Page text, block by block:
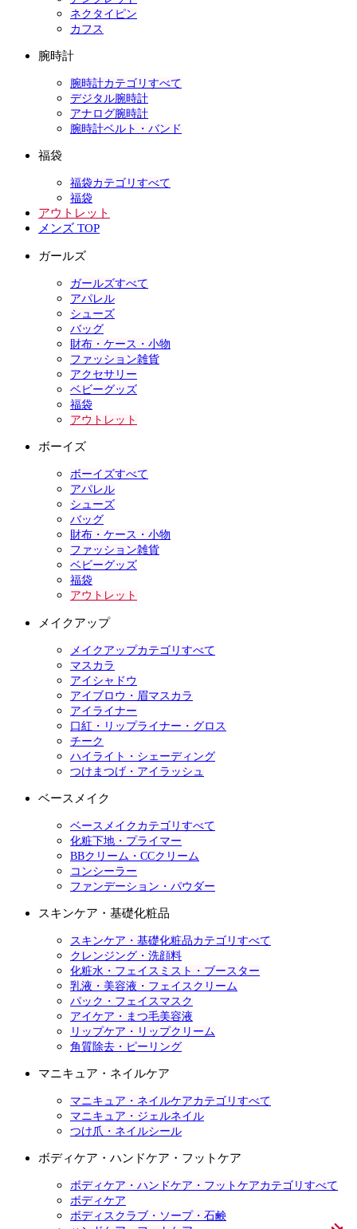
ネクタイピン
カフス
腕時計
腕時計カテゴリすべて
デジタル腕時計
アナログ腕時計
腕時計ベルト・バンド
福袋
福袋カテゴリすべて
福袋
アウトレット
メンズ TOP
ガールズ
ガールズすべて
アパレル
シューズ
バッグ
財布・ケース・小物
ファッション雑貨
アクセサリー
ベビーグッズ
福袋
アウトレット
ボーイズ
ボーイズすべて
アパレル
シューズ
バッグ
財布・ケース・小物
ファッション雑貨
ベビーグッズ
福袋
アウトレット
メイクアップ
メイクアップカテゴリすべて
マスカラ
アイシャドウ
アイブロウ・眉マスカラ
アイライナー
口紅・リップライナー・グロス
チーク
ハイライト・シェーディング
つけまつげ・アイラッシュ
ベースメイク
ベースメイクカテゴリすべて
化粧下地・プライマー
BBクリーム・CCクリーム
コンシーラー
ファンデーション・パウダー
スキンケア・基礎化粧品
スキンケア・基礎化粧品カテゴリすべて
クレンジング・洗顔料
化粧水・フェイスミスト・ブースター
乳液・美容液・フェイスクリーム
パック・フェイスマスク
アイケア・まつ毛美容液
リップケア・リップクリーム
角質除去・ピーリング
マニキュア・ネイルケア
マニキュア・ネイルケアカテゴリすべて
マニキュア・ジェルネイル
つけ爪・ネイルシール
ボディケア・ハンドケア・フットケア
ボディケア・ハンドケア・フットケアカテゴリすべて
ボディケア
ボディスクラブ・ソープ・石鹸